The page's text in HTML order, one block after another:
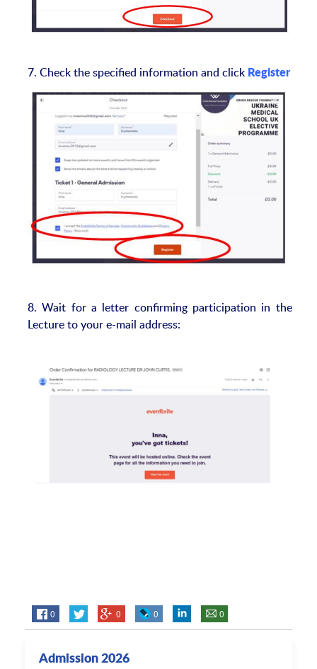
7. Check the specified information and click Register
8. Wait for a letter confirming participation in the
Lecture to your e-mail address:
0 0 0 0
Admission 2026